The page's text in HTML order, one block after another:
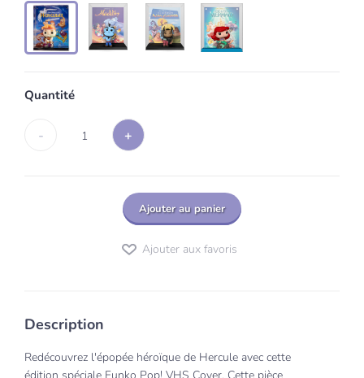
Quantité
- 1 +
Ajouter au panier
Ajouter aux favoris
Description
Redécouvrez l'épopée héroïque de Hercule avec cette